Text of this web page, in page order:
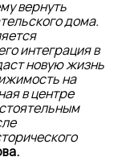
вернуть
дома.
интеграция в
новую жизнь
на
в центре